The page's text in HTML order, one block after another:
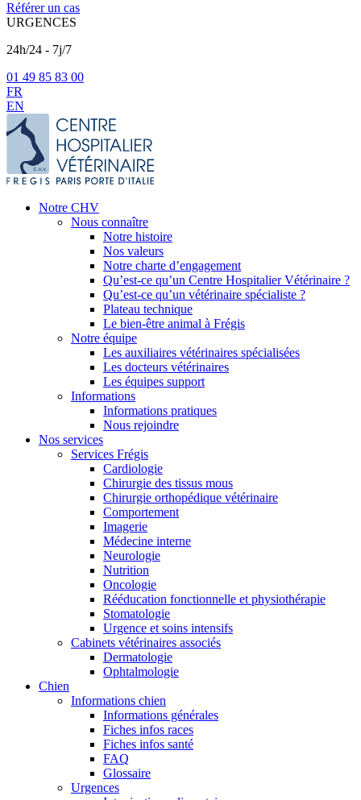
Référer un cas
URGENCES
24h/24 - 7j/7
01 49 85 83 00
FR
EN
Notre CHV
Nous connaître
Notre histoire
Nos valeurs
Notre charte d’engagement
Qu’est-ce qu’un Centre Hospitalier Vétérinaire ?
Qu’est-ce qu’un vétérinaire spécialiste ?
Plateau technique
Le bien-être animal à Frégis
Notre équipe
Les auxiliaires vétérinaires spécialisées
Les docteurs vétérinaires
Les équipes support
Informations
Informations pratiques
Nous rejoindre
Nos services
Services Frégis
Cardiologie
Chirurgie des tissus mous
Chirurgie orthopédique vétérinaire
Comportement
Imagerie
Médecine interne
Neurologie
Nutrition
Oncologie
Rééducation fonctionnelle et physiothérapie
Stomatologie
Urgence et soins intensifs
Cabinets vétérinaires associés
Dermatologie
Ophtalmologie
Chien
Informations chien
Informations générales
Fiches infos races
Fiches infos santé
FAQ
Glossaire
Urgences